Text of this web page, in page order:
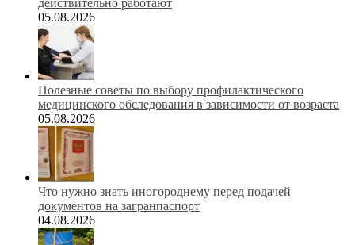
действительно работают
05.08.2026
Полезные советы по выбору профилактического
медицинского обследования в зависимости от возраста
05.08.2026
Что нужно знать иногороднему перед подачей
документов на загранпаспорт
04.08.2026